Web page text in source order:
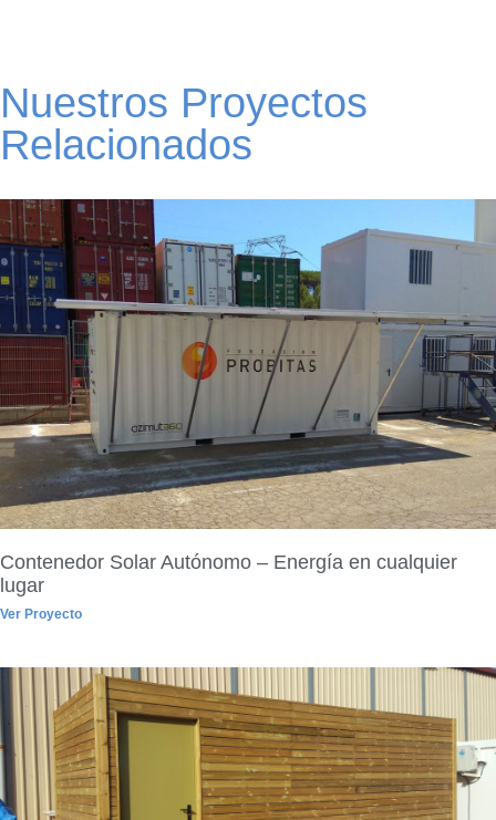
Nuestros Proyectos
Relacionados
Contenedor Solar Autónomo – Energía en cualquier
lugar
Ver Proyecto